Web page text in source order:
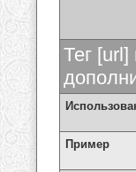
Тег
Пример